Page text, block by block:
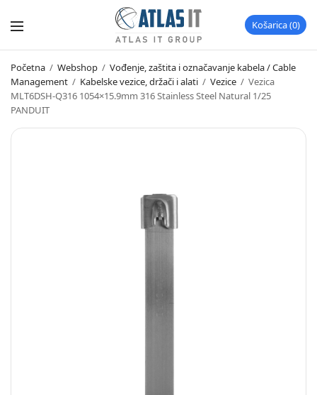
Košarica 0
Početna / Webshop / Vođenje, zaštita i označavanje kabela / Cable
Management / Kabelske vezice, držači i alati / Vezice / Vezica
MLT6DSH-Q316 1054×15.9mm 316 Stainless Steel Natural 1/25
PANDUIT